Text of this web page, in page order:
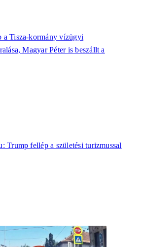
a Tisza-kormány vízügyi
Magyar Péter is beszállt a
Trump fellép a születési turizmussal